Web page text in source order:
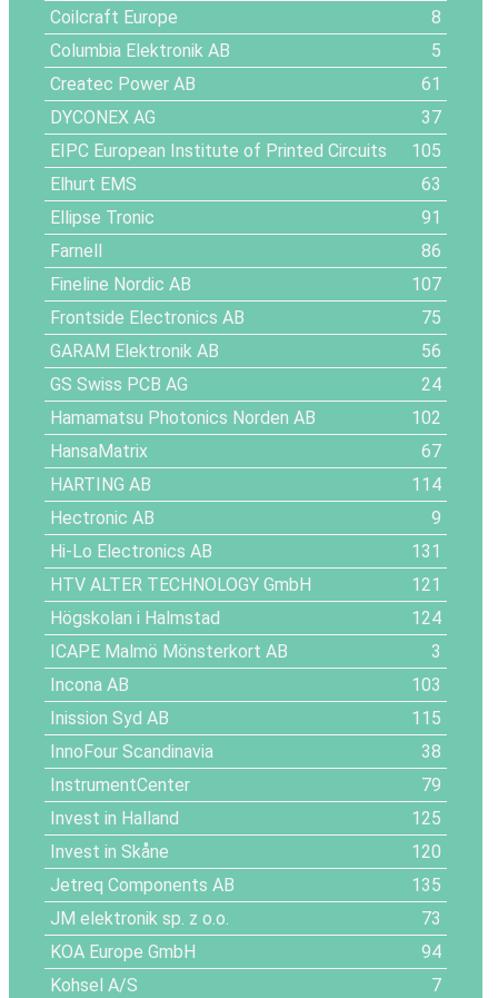
Coilcraft Europe
8
Columbia Elektronik AB
5
Createc Power AB
61
DYCONEX AG
37
EIPC European Institute of Printed Circuits
105
Elhurt EMS
63
Ellipse Tronic
91
Farnell
86
Fineline Nordic AB
107
Frontside Electronics AB
75
GARAM Elektronik AB
56
GS Swiss PCB AG
24
Hamamatsu Photonics Norden AB
102
HansaMatrix
67
HARTING AB
114
Hectronic AB
9
Hi-Lo Electronics AB
131
HTV ALTER TECHNOLOGY GmbH
121
Högskolan i Halmstad
124
ICAPE Malmö Mönsterkort AB
3
Incona AB
103
Inission Syd AB
115
InnoFour Scandinavia
38
InstrumentCenter
79
Invest in Halland
125
Invest in Skåne
120
Jetreq Components AB
135
JM elektronik sp. z o.o.
73
KOA Europe GmbH
94
Kohsel A/S
7